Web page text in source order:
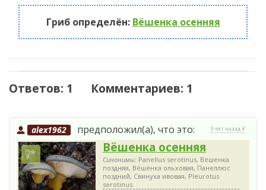
Гриб определён: Вёшенка осенняя
Ответов: 1 Комментариев: 1
alex1962 предположил(а), что это: 9 лет назад #
Вёшенка осенняя
Синонимы: Panellus serotinus, Вёшенка
поздняя, Вёшенка ольховая, Панеллюс
поздний, Свинуха ивовая, Pleurotus
serotinus.